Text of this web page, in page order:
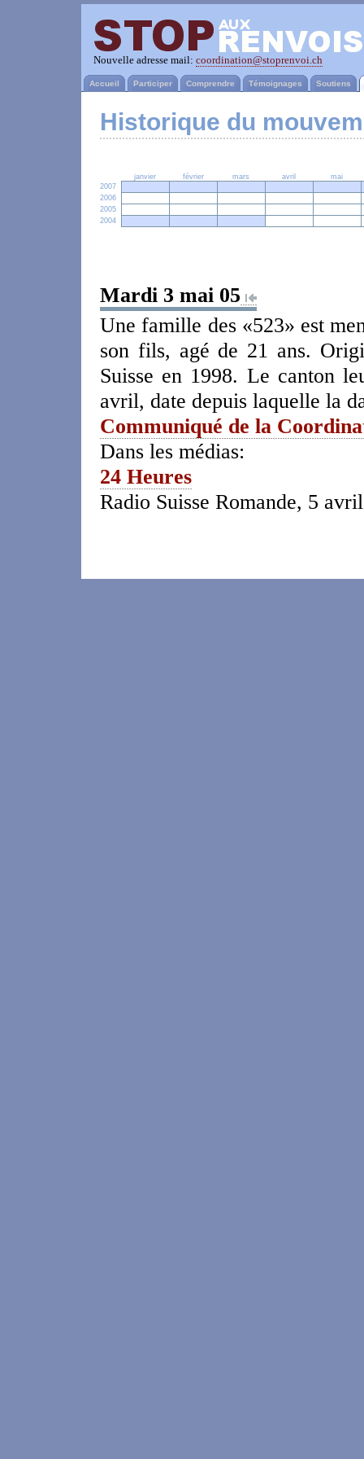
Nouvelle adresse mail: coordination@stoprenvoi.ch
Accueil Participer Comprendre Témoignages Soutiens
Historique du
janvier février mars avril
mai
2007
2006
2005
2004
Mardi 3 mai 05
Une famille des «523» est
son fils, agé de 21 ans.
Suisse en 1998. Le canton
avril, date depuis laquelle la
Communiqué de la
Dans les médias:
24 Heures
Radio Suisse Romande, 5